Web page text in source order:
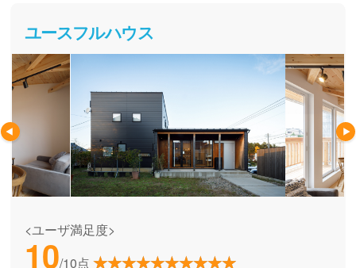
ユースフルハウス
<ユーザ満足度>
10/10点